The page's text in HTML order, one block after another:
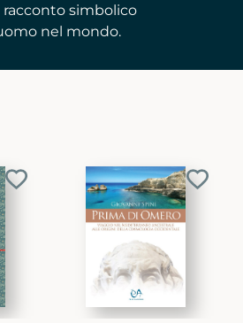
simbolico
nel mondo.
Aggiungi